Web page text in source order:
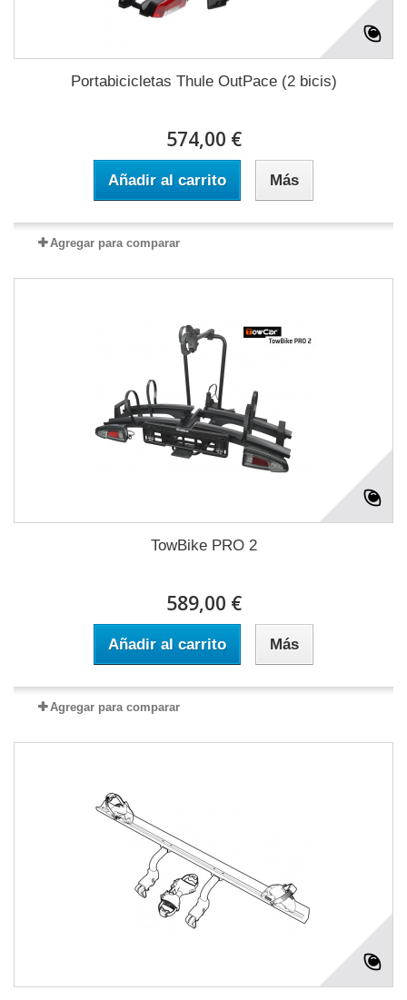
Portabicicletas Thule OutPace (2 bicis)
574,00 €
Añadir al carrito Más
Agregar para comparar
TowBike PRO 2
589,00 €
Añadir al carrito Más
Agregar para comparar